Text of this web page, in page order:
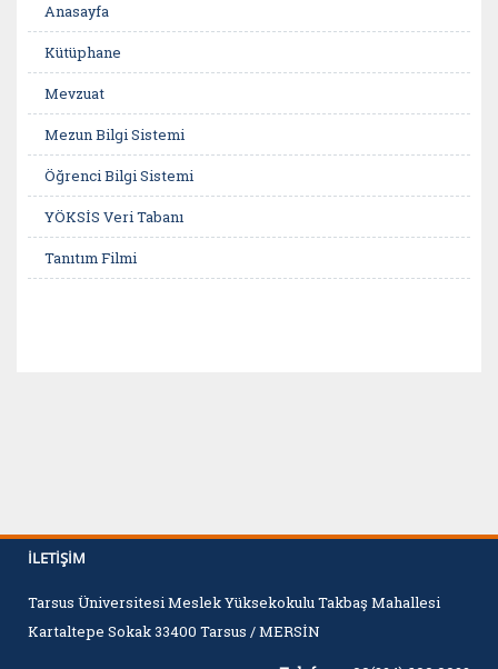
Anasayfa
Kütüphane
Mevzuat
Mezun Bilgi Sistemi
Öğrenci Bilgi Sistemi
YÖKSİS Veri Tabanı
Tanıtım Filmi
İLETIŞIM
Tarsus Üniversitesi Meslek Yüksekokulu Takbaş Mahallesi
Kartaltepe Sokak 33400 Tarsus / MERSİN